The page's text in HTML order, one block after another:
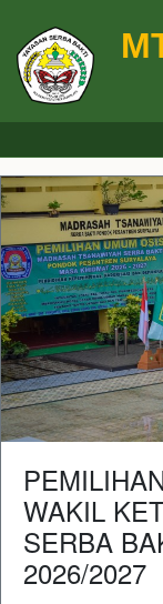
WAKIL
SERBA
2026/2027